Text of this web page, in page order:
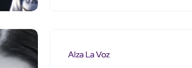
Alza La Voz